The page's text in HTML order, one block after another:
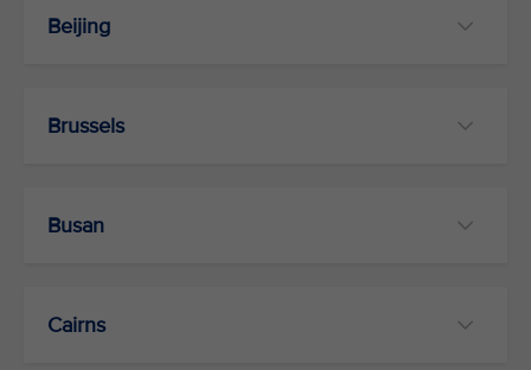
Beijing
Brussels
Busan
Cairns